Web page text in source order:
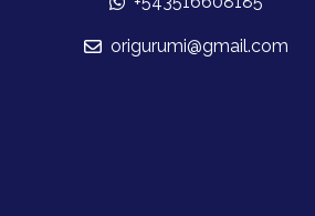
origurumi@gmail.com